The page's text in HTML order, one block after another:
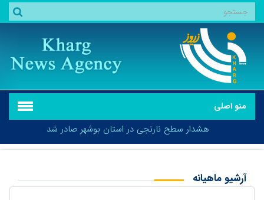
منو اصلی
هشدار سطح نارنجی در استان بوشهر صادر شد
آرشیو ماهیانه